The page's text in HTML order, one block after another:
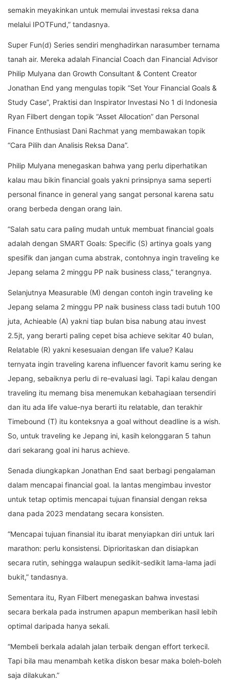
semakin meyakinkan untuk memulai investasi reksa dana
melalui IPOTFund,” tandasnya.
Super Fun(d) Series sendiri menghadirkan narasumber ternama
tanah air. Mereka adalah Financial Coach dan Financial Advisor
Philip Mulyana dan Growth Consultant & Content Creator
Jonathan End yang mengulas topik “Set Your Financial Goals &
Study Case”, Praktisi dan Inspirator Investasi No 1 di Indonesia
Ryan Filbert dengan topik “Asset Allocation” dan Personal
Finance Enthusiast Dani Rachmat yang membawakan topik
“Cara Pilih dan Analisis Reksa Dana”.
Philip Mulyana menegaskan bahwa yang perlu diperhatikan
kalau mau bikin financial goals yakni prinsipnya sama seperti
personal finance in general yang sangat personal karena satu
orang berbeda dengan orang lain.
“Salah satu cara paling mudah untuk membuat financial goals
adalah dengan SMART Goals: Specific (S) artinya goals yang
spesifik dan jangan cuma abstrak, contohnya ingin traveling ke
Jepang selama 2 minggu PP naik business class,” terangnya.
Selanjutnya Measurable (M) dengan contoh ingin traveling ke
Jepang selama 2 minggu PP naik business class tadi butuh 100
juta, Achieable (A) yakni tiap bulan bisa nabung atau invest
2.5jt, yang berarti paling cepet bisa achieve sekitar 40 bulan,
Relatable (R) yakni kesesuaian dengan life value? Kalau
ternyata ingin traveling karena influencer favorit kamu sering ke
Jepang, sebaiknya perlu di re-evaluasi lagi. Tapi kalau dengan
traveling itu memang bisa menemukan kebahagiaan tersendiri
dan itu ada life value-nya berarti itu relatable, dan terakhir
Timebound (T) itu konteksnya a goal without deadline is a wish.
So, untuk traveling ke Jepang ini, kasih kelonggaran 5 tahun
dari sekarang goal ini harus achieve.
Senada diungkapkan Jonathan End saat berbagi pengalaman
dalam mencapai financial goal. Ia lantas mengimbau investor
untuk tetap optimis mencapai tujuan finansial dengan reksa
dana pada 2023 mendatang secara konsisten.
“Mencapai tujuan finansial itu ibarat menyiapkan diri untuk lari
marathon: perlu konsistensi. Diprioritaskan dan disiapkan
secara rutin, sehingga walaupun sedikit-sedikit lama-lama jadi
bukit,” tandasnya.
Sementara itu, Ryan Filbert menegaskan bahwa investasi
secara berkala pada instrumen apapun memberikan hasil lebih
optimal daripada hanya sekali.
“Membeli berkala adalah jalan terbaik dengan effort terkecil.
Tapi bila mau menambah ketika diskon besar maka boleh-boleh
saja dilakukan.”